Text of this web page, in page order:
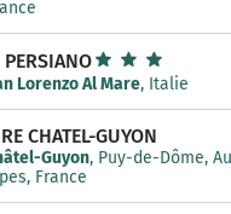
PERSIANO
Lorenzo Al Mare, Italie
CHATEL-GUYON
Guyon, Puy-de-Dôme,
France